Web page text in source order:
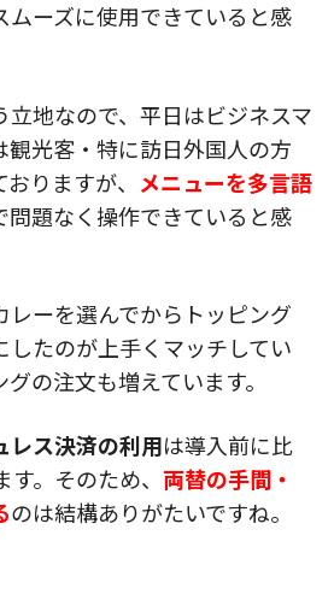
ムーズに使用できていると感
立地なので、平日はビジネスマ
観光客・特に訪日外国人の方
りますが、 メニューを多言語
問題なく操作できていると感
レーを選んでからトッピング
したのが上手くマッチしてい
の注文も増えています。
レス決済の利用は導入前に比
。そのため、 両替の手間・
のは結構ありがたいですね。